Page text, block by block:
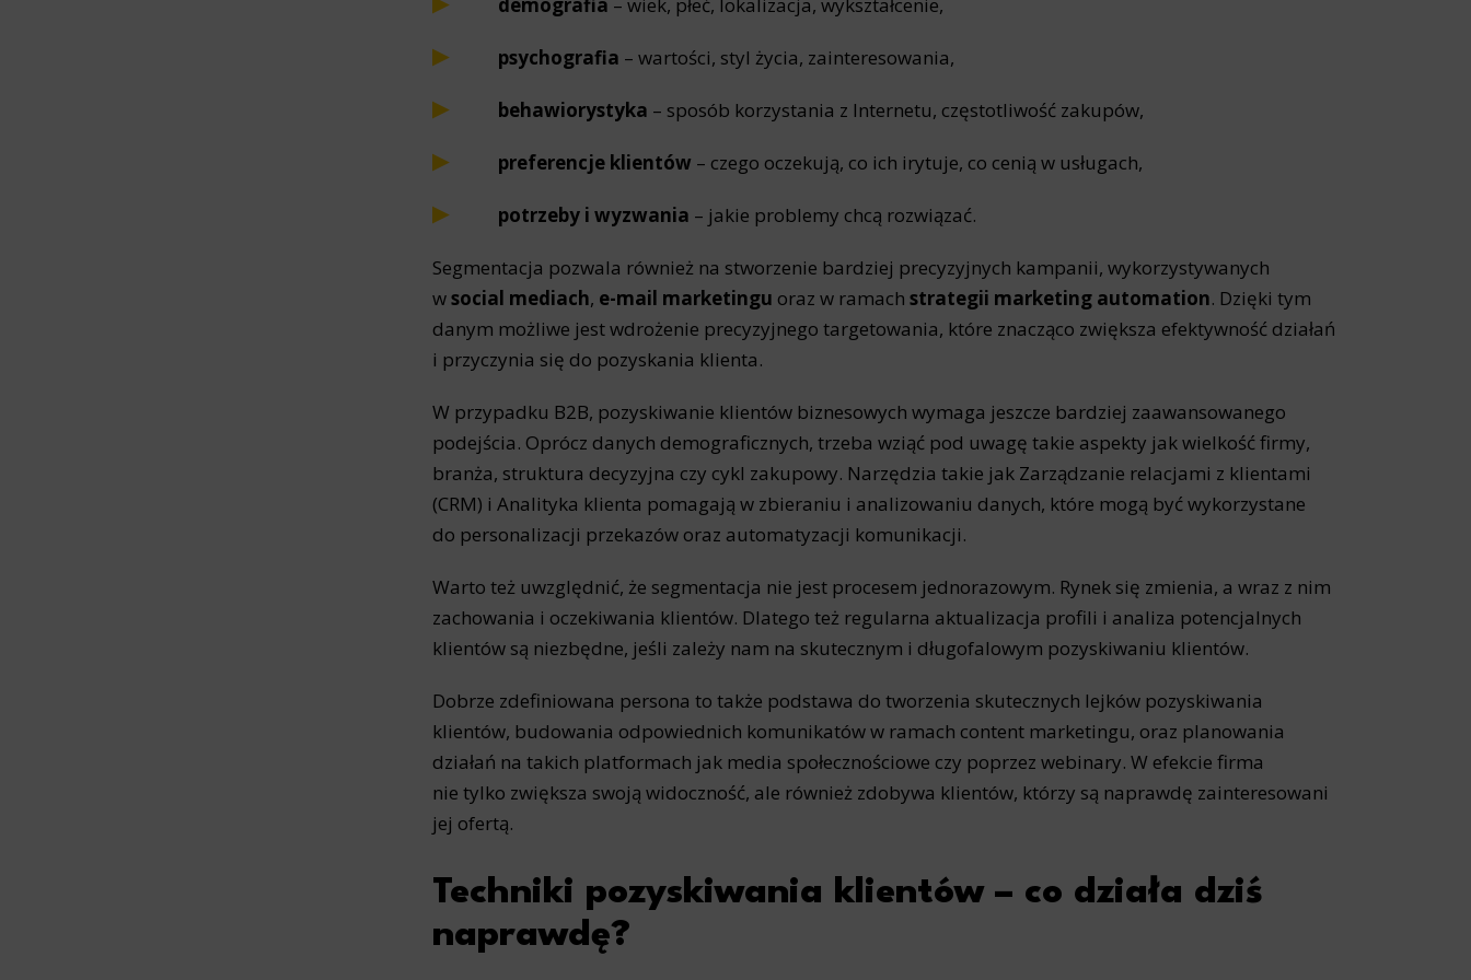
Analytics
Scripts and data used to collect information to analyze site traffic and how users use the site, how they came to the site, and to
create aggregate demographic statistics about users. Analytical cookies and similar technologies allow us to measure the
Scope responsible for displaying personalized ads that may be of interest to the user based on browsing history and habits and
demografia – wiek, płeć, lokalizacja, wykształcenie,
psychografia – wartości, styl życia, zainteresowania,
behawiorystyka – sposób korzystania z Internetu, częstotliwość zakupów,
preferencje klientów – czego oczekują, co ich irytuje, co cenią w usługach,
potrzeby i wyzwania – jakie problemy chcą rozwiązać.
Segmentacja pozwala również na stworzenie bardziej precyzyjnych kampanii, wykorzystywanych
wsocial mediach, e-mail marketingu oraz w ramach strategii marketing automation. Dzięki tym
danym możliwe jest wdrożenie precyzyjnego targetowania, które znacząco zwiększa efektywność działań
i przyczynia się do pozyskania klienta.
W przypadku B2B, pozyskiwanie klientów biznesowych wymaga jeszcze bardziej zaawansowanego
podejścia. Oprócz danych demograficznych, trzeba wziąć pod uwagę takie aspekty jak wielkość firmy,
branża, struktura decyzyjna czy cykl zakupowy. Narzędzia takie jak Zarządzanie relacjami z klientami
(CRM) i Analityka klienta pomagają w zbieraniu i analizowaniu danych, które mogą być wykorzystane
do personalizacji przekazów oraz automatyzacji komunikacji.
Warto też uwzględnić, że segmentacja nie jest procesem jednorazowym. Rynek się zmienia, a wraz z nim
zachowania i oczekiwania klientów. Dlatego też regularna aktualizacja profili i analiza potencjalnych
klientów są niezbędne, jeśli zależy nam na skutecznym i długofalowym pozyskiwaniu klientów.
Dobrze zdefiniowana persona to także podstawa do tworzenia skutecznych lejków pozyskiwania
klientów, budowania odpowiednich komunikatów w ramach content marketingu, oraz planowania
działań na takich platformach jak media społecznościowe czy poprzez webinary. W efekcie firma
nie tylko zwiększa swoją widoczność, ale również zdobywa klientów, którzy są naprawdę zainteresowani
jej ofertą.
Techniki pozyskiwania klientów – co działa dziś
naprawdę?